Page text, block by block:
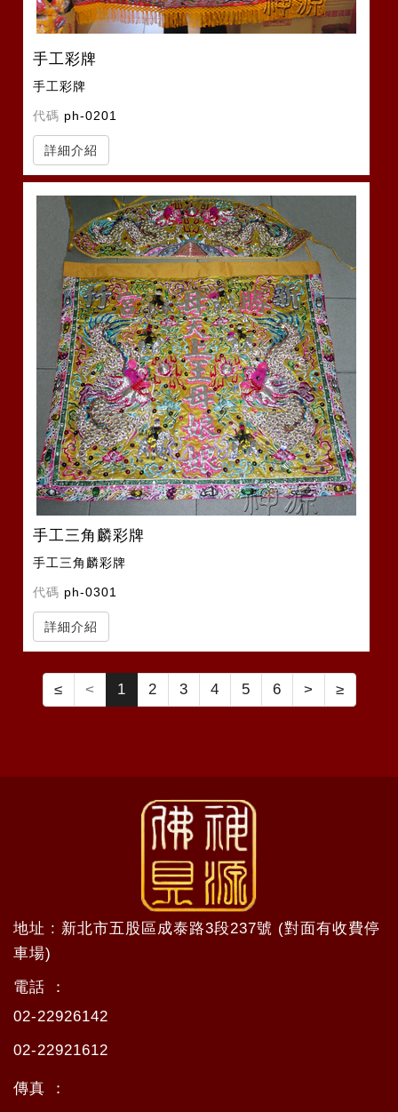
手工彩牌
手工彩牌
代碼 ph-0201
詳細介紹
手工三角麟彩牌
手工三角麟彩牌
代碼 ph-0301
詳細介紹
≤ < 1 2 3 4 5 6 > ≥
地址 : 新北市五股區成泰路3段237號 (對面有收費停
車場)
電話 ：
02-22926142
02-22921612
傳真 ：